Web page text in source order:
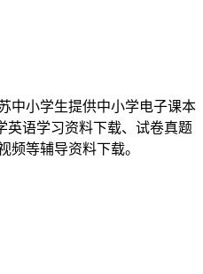
中小学生提供中小学电子课本
英语学习资料下载、试卷真题
频等辅导资料下载。